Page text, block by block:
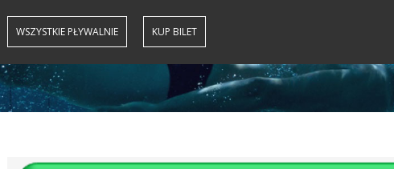
WSZYSTKIE PŁYWALNIE KUP BILET